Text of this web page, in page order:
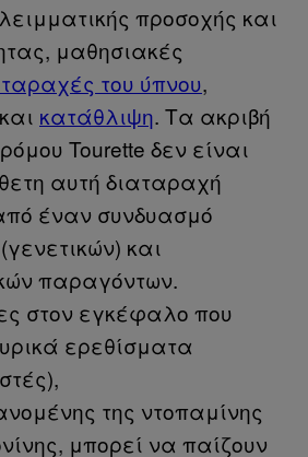
προσοχής και
μαθησιακές
του ύπνου,
κατάθλιψη. Τα ακριβή
Tourette δεν είναι
αυτή διαταραχή
έναν συνδυασμό
και
παραγόντων.
στον εγκέφαλο που
ερεθίσματα
της ντοπαμίνης
μπορεί να παίζουν